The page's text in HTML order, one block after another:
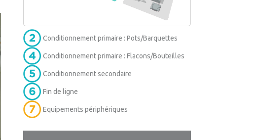
Conditionnement primaire : Pots/Barquettes
Conditionnement primaire : Flacons/Bouteilles
Conditionnement secondaire
Fin de ligne
Equipements périphériques